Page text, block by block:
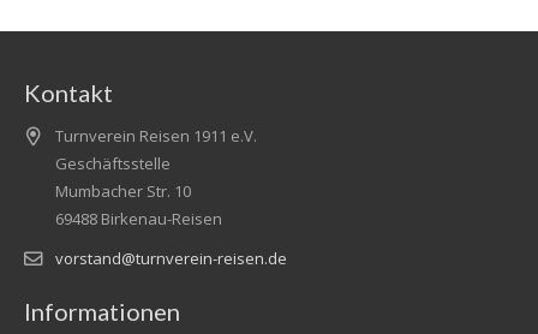
Kontakt
Turnverein Reisen 1911 e.V.
Geschäftsstelle
Mumbacher Str. 10
69488 Birkenau-Reisen
vorstand@turnverein-reisen.de
Informationen